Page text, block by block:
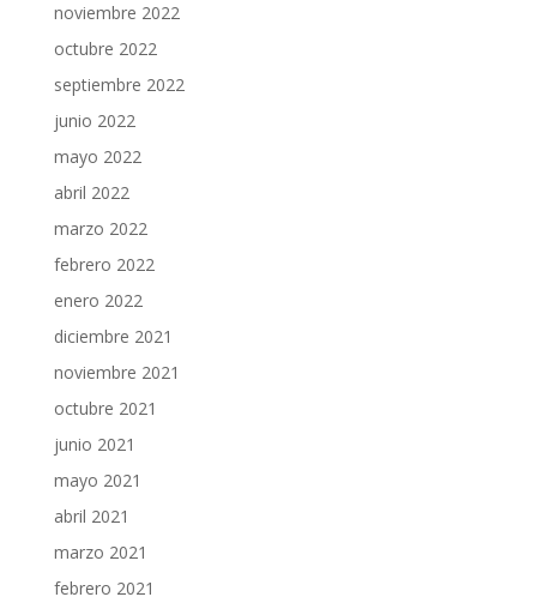
noviembre 2022
octubre 2022
septiembre 2022
junio 2022
mayo 2022
abril 2022
marzo 2022
febrero 2022
enero 2022
diciembre 2021
noviembre 2021
octubre 2021
junio 2021
mayo 2021
abril 2021
marzo 2021
febrero 2021